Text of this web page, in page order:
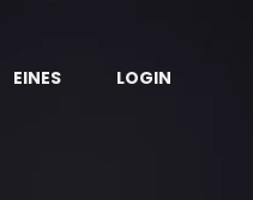
EINES LOGIN